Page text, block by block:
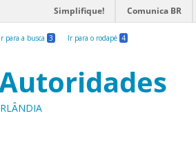
Simplifique! Comunica BR
Ir para a busca 3 Ir para o rodapé 4